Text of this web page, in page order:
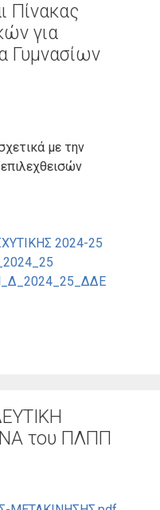
Πίνακας
για
Γυμνασίων
με την
2024-25
του ΠΛΠΠ